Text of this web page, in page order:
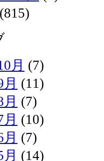
(815)
月 (7)
(11)
(7)
(10)
(7)
(14)